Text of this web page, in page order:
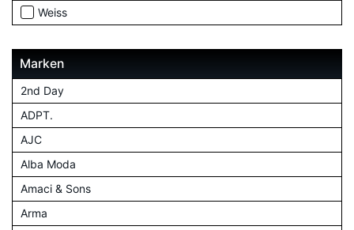
Weiss
Marken
2nd Day
ADPT.
AJC
Alba Moda
Amaci & Sons
Arma